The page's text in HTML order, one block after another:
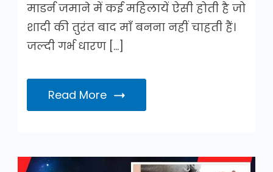
माडर्न जमाने में कई महिलायें ऐसी होती है जो
शादी की तुरंत बाद माँ बनना नहीं चाहती हैं।
जल्दी गर्भ धारण […]
Read More
क्या